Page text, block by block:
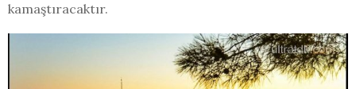
kamaştıracaktır.